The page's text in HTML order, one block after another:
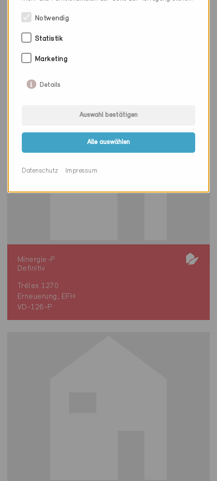
Minergie-A
Erneuerung, EFH
Minergie-P
Definitiv
Trélex 1270
Erneuerung, EFH
VD-126-P
Notwendig
Statistik
Marketing
Details
Auswahl bestätigen
Alle auswählen
Datenschutz Impressum